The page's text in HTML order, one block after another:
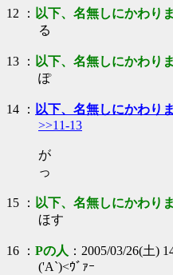
12 ： 以下、名無しにかわり
る
13 ： 以下、名無しにかわり
ぽ
14 ： 以下、名無しにかわり
>>11-13
が
っ
15 ： 以下、名無しにかわり
ほす
16 ： Pの人 ：2005/03/26(土)
('A`)<ｳﾞｧｰ